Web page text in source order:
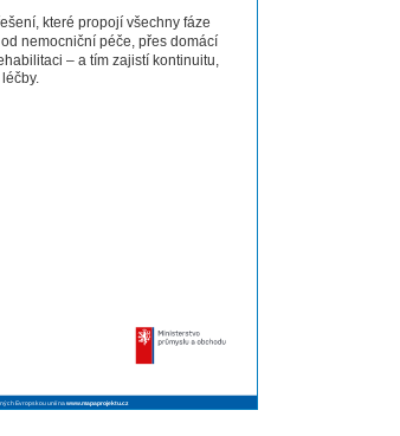
které propojí všechny fáze
nemocniční péče, přes domácí
– a tím zajistí kontinuitu,
Evropskou unií nawww.mapaprojektu.cz